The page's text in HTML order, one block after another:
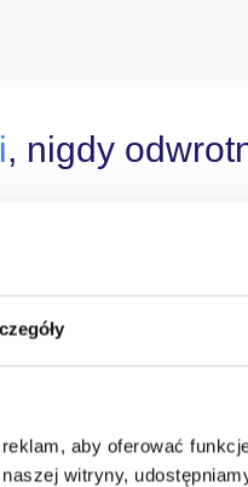
aby oferować
witryny,
, nigdy
nie istnieje
może nie tylko
jest za sprawę
Niektóre systemy
i pomysłów. W efekcie